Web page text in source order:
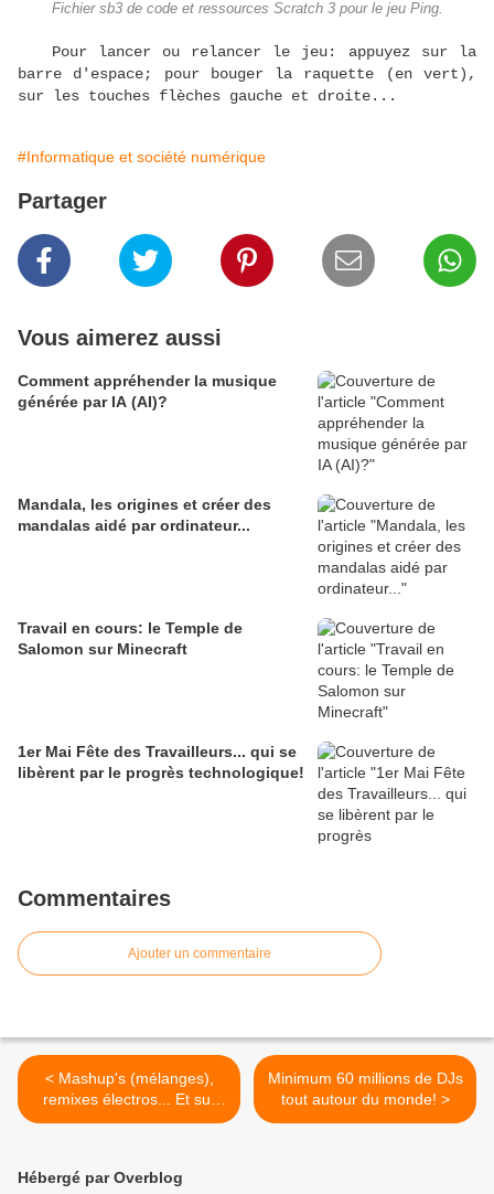
Fichier sb3 de code et ressources Scratch 3 pour le jeu Ping.
Pour lancer ou relancer le jeu: appuyez sur la
barre d'espace; pour bouger la raquette (en vert),
sur les touches flèches gauche et droite...
#Informatique et société numérique
Partager
Vous aimerez aussi
Comment appréhender la musique
générée par IA (AI)?
Mandala, les origines et créer des
mandalas aidé par ordinateur...
Travail en cours: le Temple de
Salomon sur Minecraft
1er Mai Fête des Travailleurs... qui se
libèrent par le progrès technologique!
Commentaires
Ajouter un commentaire
< Mashup's (mélanges),
remixes électros... Et sur
Wagner
Minimum 60 millions de DJs
tout autour du monde! >
Hébergé par Overblog